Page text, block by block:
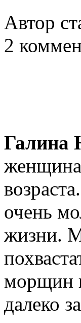
Автор
2
Галина
очень
жизни.
морщин
далеко